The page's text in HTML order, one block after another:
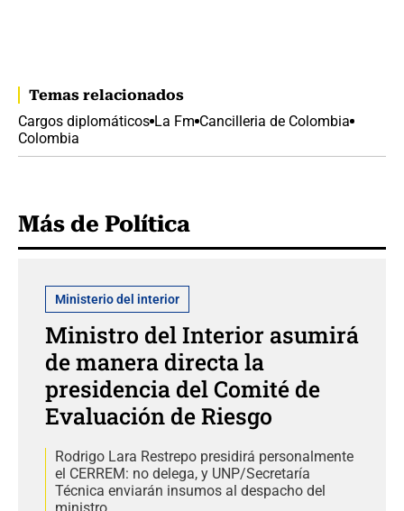
Temas relacionados
Cargos diplomáticos La Fm Cancilleria de Colombia
Colombia
Más de Política
Ministerio del interior
Ministro del Interior asumirá
de manera directa la
presidencia del Comité de
Evaluación de Riesgo
Rodrigo Lara Restrepo presidirá personalmente
el CERREM: no delega, y UNP/Secretaría
Técnica enviarán insumos al despacho del
ministro.